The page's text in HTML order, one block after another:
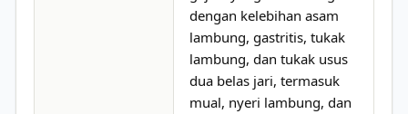
dengan kelebihan asam
lambung, gastritis, tukak
lambung, dan tukak usus
dua belas jari, termasuk
mual, nyeri lambung, dan